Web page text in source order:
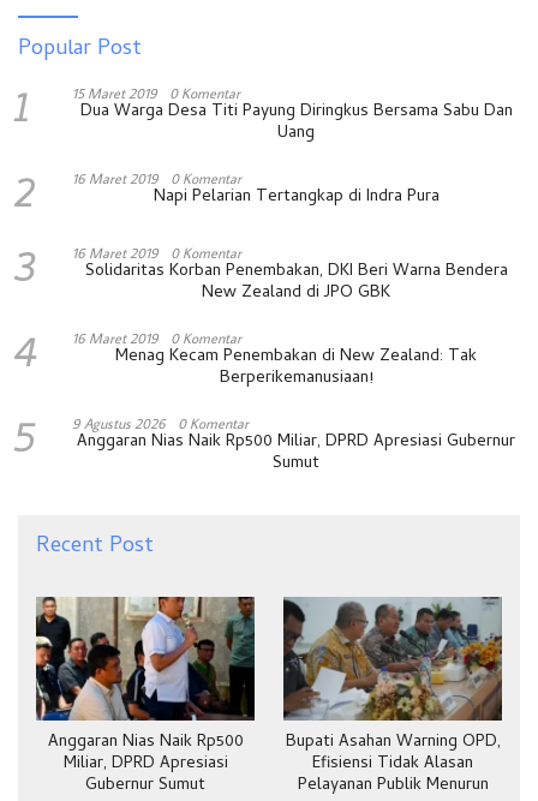
Popular Post
1 15 Maret 2019 0 Komentar
Dua Warga Desa Titi Payung Diringkus Bersama Sabu Dan
Uang
2 16 Maret 2019 0 Komentar
Napi Pelarian Tertangkap di Indra Pura
3 16 Maret 2019 0 Komentar
Solidaritas Korban Penembakan, DKI Beri Warna Bendera
New Zealand di JPO GBK
4 16 Maret 2019 0 Komentar
Menag Kecam Penembakan di New Zealand: Tak
Berperikemanusiaan!
5 9 Agustus 2026 0 Komentar
Anggaran Nias Naik Rp500 Miliar, DPRD Apresiasi Gubernur
Sumut
Recent Post
Anggaran Nias Naik Rp500
Miliar, DPRD Apresiasi
Gubernur Sumut
Bupati Asahan Warning OPD,
Efisiensi Tidak Alasan
Pelayanan Publik Menurun